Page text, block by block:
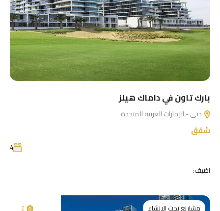
بارك تاون في داماك هيلز
دبي - الإمارات العربية المتحدة
شقق
4
اضيف:
مشاريع تحت الانشاء 2